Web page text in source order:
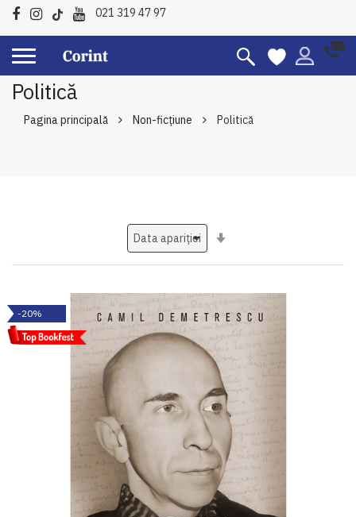
021 319 47 97
Politică
Pagina principală Non-ficțiune Politică
-20%